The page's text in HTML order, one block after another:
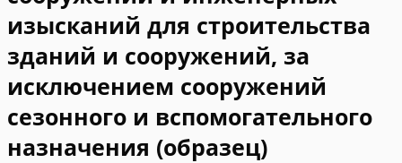
изысканий для строительства
зданий и сооружений, за
исключением сооружений
сезонного и вспомогательного
назначения (образец)